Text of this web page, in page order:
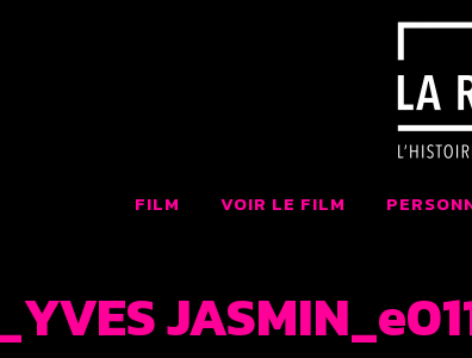
| LA
FILM VOIR LE FILM